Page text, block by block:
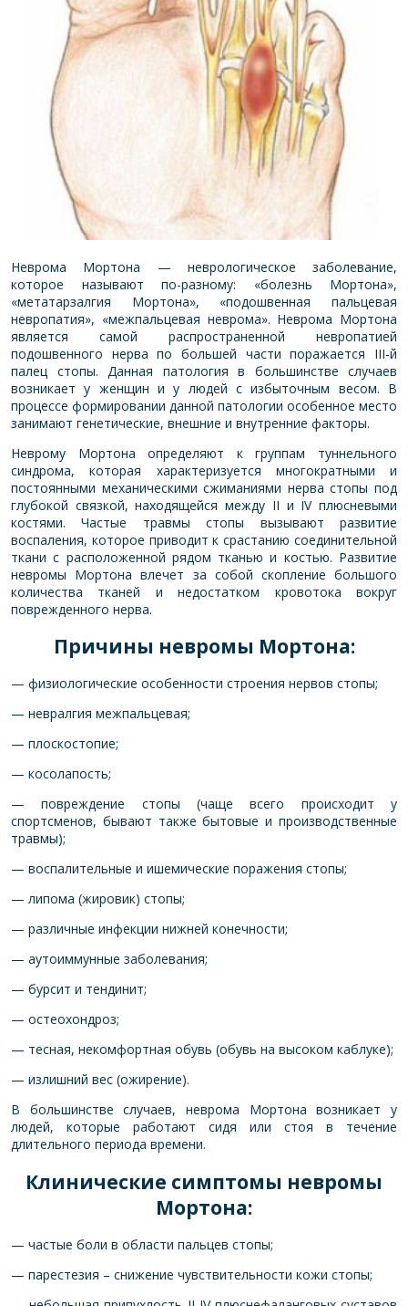
Неврома Мортона — неврологическое заболевание,
которое называют по-разному: «болезнь Мортона»,
«метатарзалгия Мортона», «подошвенная пальцевая
невропатия», «межпальцевая неврома». Неврома Мортона
является самой распространенной невропатией
подошвенного нерва по большей части поражается III-й
палец стопы. Данная патология в большинстве случаев
возникает у женщин и у людей с избыточным весом. В
процессе формировании данной патологии особенное место
занимают генетические, внешние и внутренние факторы.
Неврому Мортона определяют к группам туннельного
синдрома, которая характеризуется многократными и
постоянными механическими сжиманиями нерва стопы под
глубокой связкой, находящейся между II и IV плюсневыми
костями. Частые травмы стопы вызывают развитие
воспаления, которое приводит к срастанию соединительной
ткани с расположенной рядом тканью и костью. Развитие
невромы Мортона влечет за собой скопление большого
количества тканей и недостатком кровотока вокруг
поврежденного нерва.
Причины невромы Мортона:
— физиологические особенности строения нервов стопы;
— невралгия межпальцевая;
— плоскостопие;
— косолапость;
— повреждение стопы (чаще всего происходит у
спортсменов, бывают также бытовые и производственные
травмы);
— воспалительные и ишемические поражения стопы;
— липома (жировик) стопы;
— различные инфекции нижней конечности;
— аутоиммунные заболевания;
— бурсит и тендинит;
— остеохондроз;
— тесная, некомфортная обувь (обувь на высоком каблуке);
— излишний вес (ожирение).
В большинстве случаев, неврома Мортона возникает у
людей, которые работают сидя или стоя в течение
длительного периода времени.
Клинические симптомы невромы
Мортона:
— частые боли в области пальцев стопы;
— парестезия – снижение чувствительности кожи стопы;